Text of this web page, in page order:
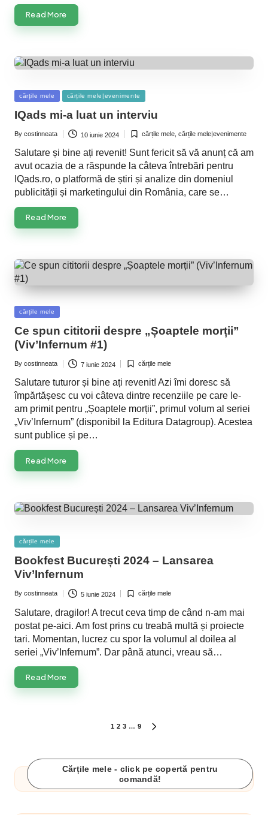
Read More
Posted
in
cărțile mele cărțile mele|evenimente
IQads mi-a luat un interviu
Posted
By costinneata 10 iunie 2024
Postedcărțile mele ,cărțile mele|evenimente
Salutare și bine ați revenit! Sunt fericit să vă anunț că am
avut ocazia de a răspunde la câteva întrebări pentru
IQads.ro, o platformă de știri și analize din domeniul
publicității și marketingului din România, care se…
Read More
Posted
in
cărțile mele
Ce spun cititorii despre „Șoaptele morții”
(Viv’Infernum #1)
Posted
By costinneata 7 iunie 2024
Postedcărțile mele
Salutare tuturor și bine ați revenit! Azi îmi doresc să
împărtășesc cu voi câteva dintre recenziile pe care le-
am primit pentru „Șoaptele morții”, primul volum al seriei
„Viv’Infernum” (disponibil la Editura Datagroup). Acestea
sunt publice și pe…
Read More
Posted
in
cărțile mele
Bookfest București 2024 – Lansarea
Viv’Infernum
Posted
By costinneata 5 iunie 2024
Postedcărțile mele
Salutare, dragilor! A trecut ceva timp de când n-am mai
postat pe-aici. Am fost prins cu treabă multă și proiecte
tari. Momentan, lucrez cu spor la volumul al doilea al
seriei „Viv’Infernum”. Dar până atunci, vreau să…
Read More
1 2 3 … 9
Cărțile mele - click pe copertă pentru
comandă!